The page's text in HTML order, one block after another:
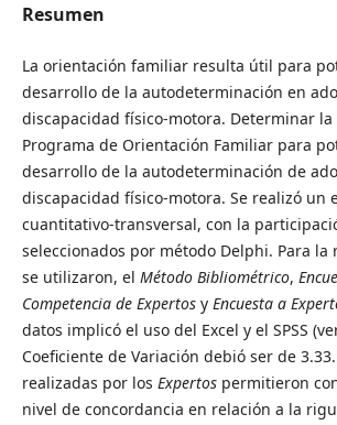
Resumen
La orientación familiar resulta útil para
desarrollo de la autodeterminación en
discapacidad físico-motora. Determinar
Programa de Orientación Familiar para
desarrollo de la autodeterminación de
discapacidad físico-motora. Se realizó un
cuantitativo-transversal, con la
seleccionados por método Delphi. Para la
se utilizaron, el Método Bibliométrico,
Competencia de Expertosy Encuesta a
datos implicó el uso del Excel y el SPSS
Coeficiente de Variación debió ser de
realizadas por los Expertospermitieron
nivel de concordancia en relación a la